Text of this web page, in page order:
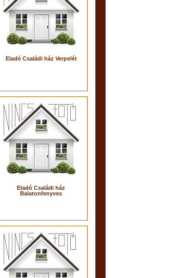
Eladó Családi ház Verpelét
Eladó Családi ház
Balatonfenyves